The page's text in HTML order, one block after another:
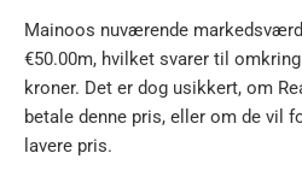
Mainoos nuværende
€50.00m, hvilket svarer til
kroner. Det er dog usikkert, om
betale denne pris, eller om de vil
lavere pris.